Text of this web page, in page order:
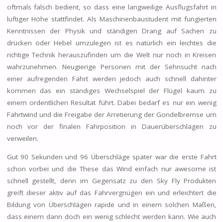
oftmals falsch bedient, so dass eine langweilige Ausflugsfahrt in
luftiger Höhe stattfindet. Als Maschinenbaustudent mit fungierten
Kenntnissen der Physik und ständigen Drang auf Sachen zu
drücken oder Hebel umzulegen ist es natürlich ein leichtes die
richtige Technik herauszufinden um die Welt nur noch in Kreisen
wahrzunehmen. Neugierige Personen mit der Sehnsucht nach
einer aufregenden Fahrt werden jedoch auch schnell dahinter
kommen das ein ständiges Wechselspiel der Flügel kaum zu
einem ordentlichen Resultat führt. Dabei bedarf es nur ein wenig
Fahrtwind und die Freigabe der Arretierung der Gondelbremse um
noch vor der finalen Fahrposition in Dauerüberschlägen zu
verweilen.
Gut 90 Sekunden und 96 Überschläge später war die erste Fahrt
schon vorbei und die These das Wind einfach nur awesome ist
schnell gestellt, denn im Gegensatz zu den Sky Fly Produkten
greift dieser aktiv auf das Fahrvergnügen ein und erleichtert die
Bildung von Überschlägen rapide und in einem solchen Maßen,
dass einem dann doch ein wenig schlecht werden kann. Wie auch